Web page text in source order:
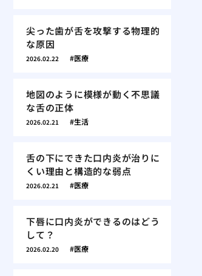
尖った歯が舌を攻撃する物理的
な原因
2026.02.22 医療
地図のように模様が動く不思議
な舌の正体
2026.02.21 生活
舌の下にできた口内炎が治りに
くい理由と構造的な弱点
2026.02.21 医療
下唇に口内炎ができるのはどう
して？
2026.02.20 医療